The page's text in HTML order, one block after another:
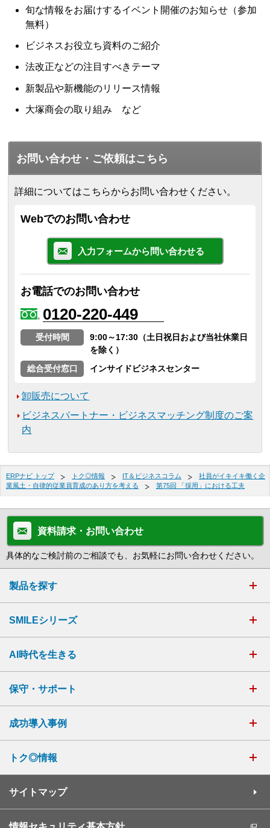
旬な情報をお届けするイベント開催のお知らせ（参加
無料）
ビジネスお役立ち資料のご紹介
法改正などの注目すべきテーマ
新製品や新機能のリリース情報
大塚商会の取り組み など
お問い合わせ・ご依頼はこちら
詳細についてはこちらからお問い合わせください。
Webでのお問い合わせ
入力フォームから問い合わせる
お電話でのお問い合わせ
0120-220-449
受付時間
9:00～17:30（土日祝日および当社休業日
を除く）
総合受付窓口
インサイドビジネスセンター
卸販売について
ビジネスパートナー・ビジネスマッチング制度のご案
内
ERPナビ トップ トク◎情報 IT＆ビジネスコラム
社員がイキイキ働く企
業風土・自律的従業員育成のあり方を考える
第75回 「採用」における工夫
資料請求・お問い合わせ
具体的なご検討前のご相談でも、お気軽にお問い合わせください。
製品を探す
SMILEシリーズ
AI時代を生きる
保守・サポート
成功導入事例
トク◎情報
サイトマップ